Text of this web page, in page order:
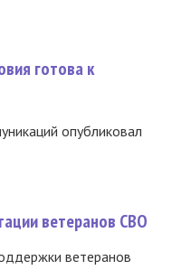
готова к
опубликовал
ветеранов СВО
ветеранов